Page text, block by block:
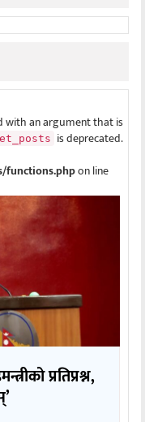
with an argument that is
is deprecated.
functions.phpon line
प्रतिप्रश्न,